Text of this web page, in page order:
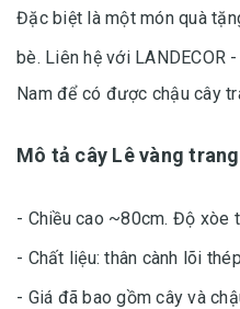
Đặc biệt là một món quà
bè. Liên hệ với LANDECOR
Nam để có được chậu cây
Mô tả cây Lê vàng
- Chiều cao ~80cm. Độ xòe
- Chất liệu: thân cành lõi
- Giá đã bao gồm cây và